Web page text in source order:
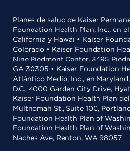
Planes de salud de Kaiser
Foundation Health Plan, Inc., en
California y Hawái • Kaiser
Colorado • Kaiser Foundation
Nine Piedmont Center, 3495
GA 30305 • Kaiser Foundation
Atlántico Medio, Inc., en
D.C., 4000 Garden City Drive,
Kaiser Foundation Health Plan
Multnomah St., Suite 100,
Foundation Health Plan of
Foundation Health Plan of
Naches Ave, Renton, WA 98057